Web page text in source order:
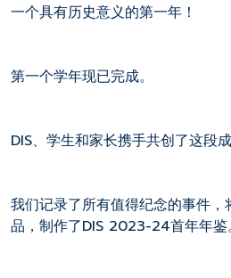
一个具有历史意义的第一年！
第一个学年现已完成。
DIS、学生和家长携手共创了这段成
我们记录了所有值得纪念的事件
品，制作了DIS 2023-24首年年鉴。